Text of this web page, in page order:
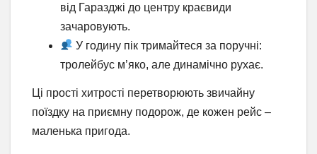
від Гаразджі до центру краєвиди
зачаровують.
У годину пік тримайтеся за поручні:
тролейбус м’яко, але динамічно рухає.
Ці прості хитрості перетворюють звичайну
поїздку на приємну подорож, де кожен рейс –
маленька пригода.